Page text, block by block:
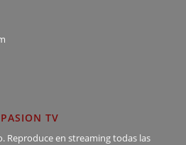
TV
Reproduce en streaming todas las